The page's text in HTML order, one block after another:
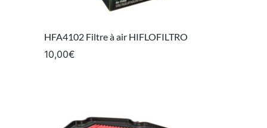
HFA4102 Filtre à air HIFLOFILTRO
10,00€